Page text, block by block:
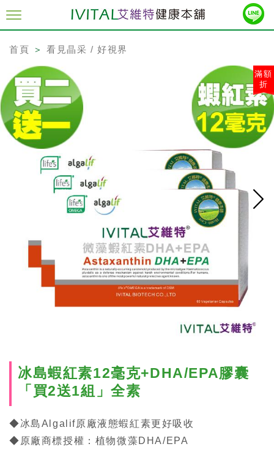
首頁 ＞ 看見晶采 / 好視界
滿額
折
冰島蝦紅素12毫克+DHA/EPA膠囊
「買2送1組」全素
◆冰島Algalif原廠液態蝦紅素更好吸收
◆原廠商標授權：植物微藻DHA/EPA